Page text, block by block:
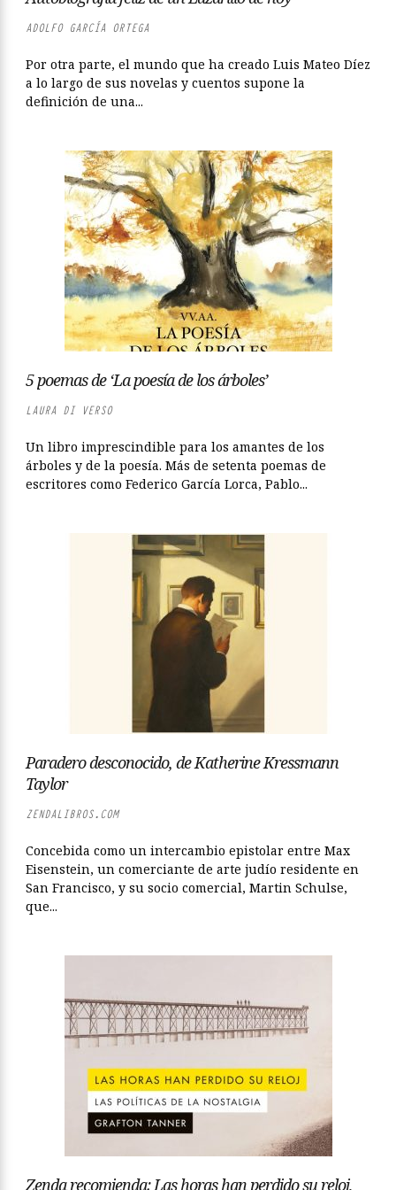
ADOLFO GARCÍA ORTEGA
Por otra parte, el mundo que ha creado Luis Mateo Díez
a lo largo de sus novelas y cuentos supone la
definición de una...
5 poemas de ‘La poesía de los árboles’
LAURA DI VERSO
Un libro imprescindible para los amantes de los
árboles y de la poesía. Más de setenta poemas de
escritores como Federico García Lorca, Pablo...
Paradero desconocido, de Katherine Kressmann
Taylor
ZENDALIBROS.COM
Concebida como un intercambio epistolar entre Max
Eisenstein, un comerciante de arte judío residente en
San Francisco, y su socio comercial, Martin Schulse,
que...
Zenda recomienda: Las horas han perdido su reloj,